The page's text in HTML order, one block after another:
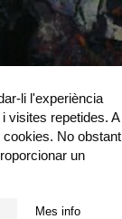
li l'experiència
visites repetides. A
No obstant
un
Mes info